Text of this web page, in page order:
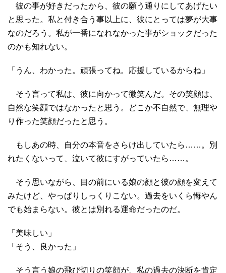
彼の事が好きだったから、彼の願う通りにしてあげたい
と思った。私と付き合う事以上に、彼にとっては夢が大事
なのだろう。私が一番になれなかった事がショックだった
のかも知れない。
「うん、わかった。頑張ってね。応援しているからね」
そう言って私は、彼に向かって微笑んだ。その笑顔は、
自然な笑顔ではなかったと思う。どこか不自然で、無理や
り作った笑顔だったと思う。
もしあの時、自分の本音をさらけ出していたら……。別
れたくないって、泣いて彼にすがっていたら……。
そう思いながら、目の前にいる娘の顔と彼の顔を変えて
みたけど、やっぱりしっくりこない。過去をいくら悔やん
でも始まらない。彼とは別れる運命だったのだ。
「美味しい」
「そう、良かった」
そう言う娘の飛び切りの笑顔が、私の過去の決断を肯定